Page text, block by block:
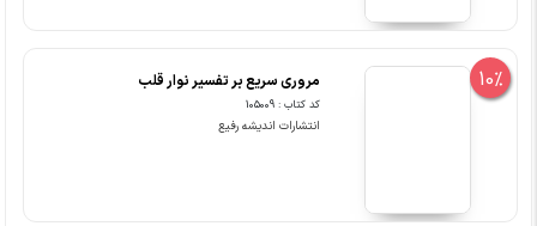
10% مروری سریع بر تفسیر نوار قلب
کد کتاب : 105009
انتشارات اندیشه رفیع